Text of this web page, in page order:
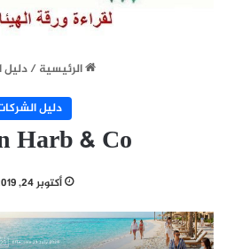
الرئيسية/دليل
دليل
Harb & Co
أكتوبر 24, 2019